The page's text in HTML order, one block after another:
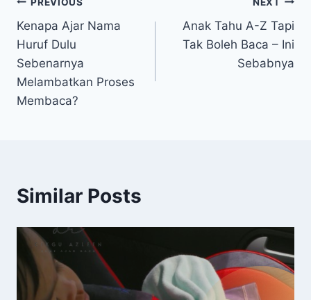
Post
navigation
Kenapa Ajar Nama
Huruf Dulu
Sebenarnya
Melambatkan Proses
Membaca?
Anak Tahu A-Z Tapi
Tak Boleh Baca – Ini
Sebabnya
Similar Posts